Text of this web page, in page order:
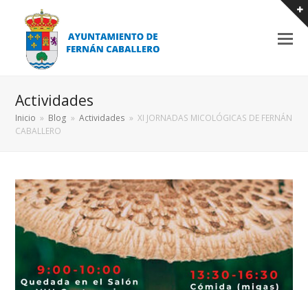
Actividades
Inicio » Blog » Actividades » XI JORNADAS MICOLÓGICAS DE FERNÁN
CABALLERO